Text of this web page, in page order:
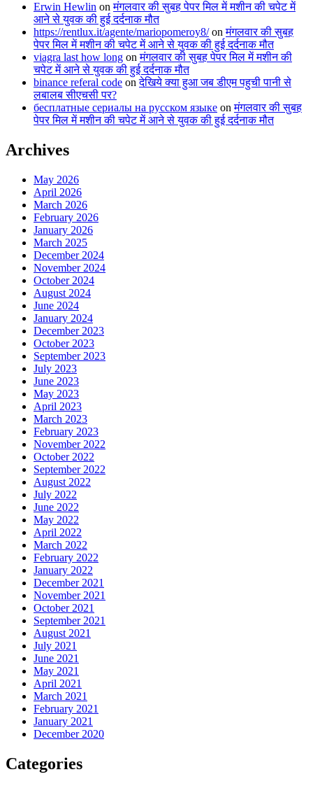
Erwin Hewlin onमंगलवार की सुबह पेपर मिल में मशीन की चपेट में
आने से युवक की हुई दर्दनाक मौत
https://rentlux.it/agente/mariopomeroy8/onमंगलवार की सुबह
पेपर मिल में मशीन की चपेट में आने से युवक की हुई दर्दनाक मौत
viagra last how long onमंगलवार की सुबह पेपर मिल में मशीन की
चपेट में आने से युवक की हुई दर्दनाक मौत
binance referal code onदेखिये क्या हुआ जब डीएम पहुची पानी से
लबालब सीएचसी पर?
бесплатные сериалы на русском языке onमंगलवार की सुबह
पेपर मिल में मशीन की चपेट में आने से युवक की हुई दर्दनाक मौत
Archives
May 2026
April 2026
March 2026
February 2026
January 2026
March 2025
December 2024
November 2024
October 2024
August 2024
June 2024
January 2024
December 2023
October 2023
September 2023
July 2023
June 2023
May 2023
April 2023
March 2023
February 2023
November 2022
October 2022
September 2022
August 2022
July 2022
June 2022
May 2022
April 2022
March 2022
February 2022
January 2022
December 2021
November 2021
October 2021
September 2021
August 2021
July 2021
June 2021
May 2021
April 2021
March 2021
February 2021
January 2021
December 2020
Categories